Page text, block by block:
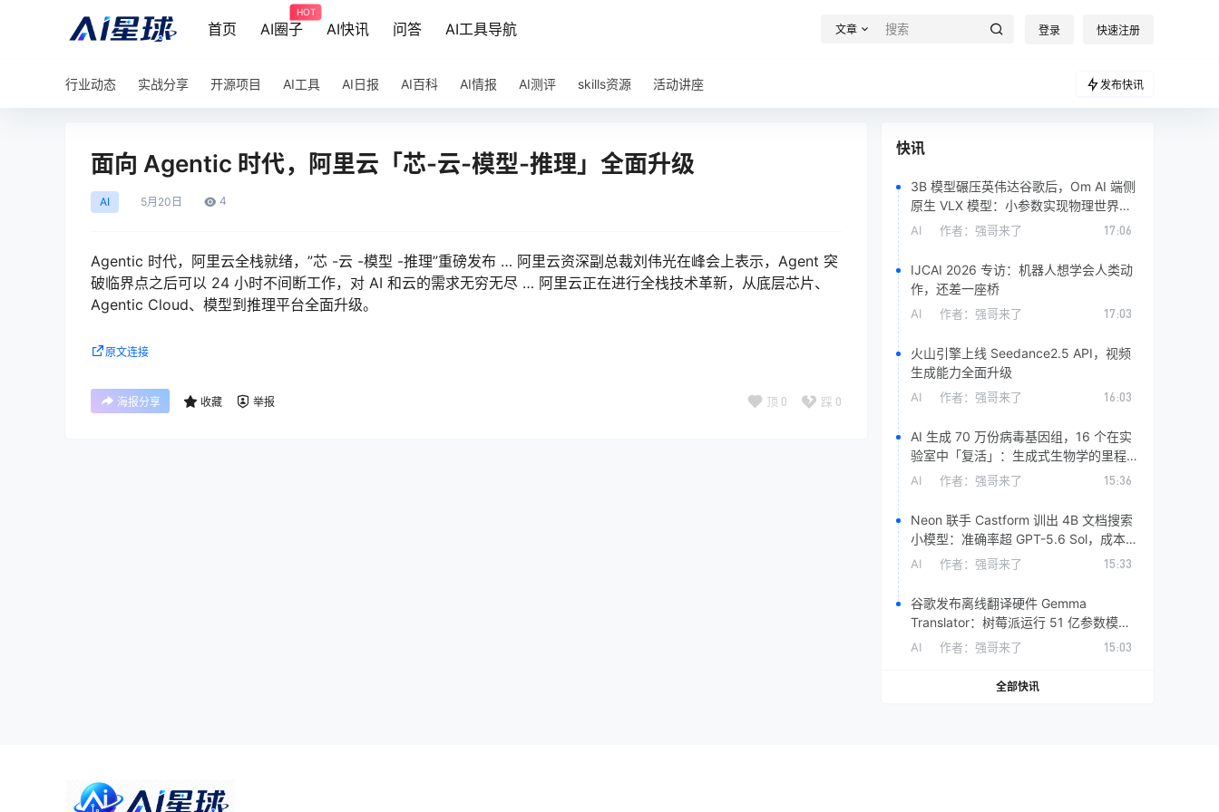
首页 AI圈子
HOT
AI快讯 问答 AI工具导航 文章 登录 快速注册
行业动态 实战分享 开源项目 AI工具 AI日报 AI百科 AI情报 AI测评 skills资源 活动讲座 发布快讯
面向 Agentic 时代，阿里云「芯-云-模型-推理」全面升级
AI 5月 20日 4
Agentic 时代，阿里云全栈就绪，”芯 -云 -模型 -推理”重磅发布 … 阿里云资深副总裁刘伟光在峰会上表示，Agent 突
破临界点之后可以 24 小时不间断工作，对 AI 和云的需求无穷无尽 … 阿里云正在进行全栈技术革新，从底层芯片、
Agentic Cloud、模型到推理平台全面升级。
原文连接
海报分享 收藏 举报 顶 0 踩 0
快讯
3B 模型碾压英伟达谷歌后，Om AI 端侧
原生 VLX 模型：小参数实现物理世界精
准感知
AI 作者： 强哥来了 17:06
IJCAI 2026 专访：机器人想学会人类动
作，还差一座桥
AI 作者： 强哥来了 17:03
火山引擎上线 Seedance2.5 API，视频
生成能力全面升级
AI 作者： 强哥来了 16:03
AI 生成 70 万份病毒基因组，16 个在实
验室中「复活」：生成式生物学的里程碑
与安全拷问
AI 作者： 强哥来了 15:36
Neon 联手 Castform 训出 4B 文档搜索
小模型：准确率超 GPT-5.6 Sol，成本仅
百分之一
AI 作者： 强哥来了 15:33
谷歌发布离线翻译硬件 Gemma
Translator：树莓派运行 51 亿参数模
型，全程不联网
AI 作者： 强哥来了 15:03
全部快讯